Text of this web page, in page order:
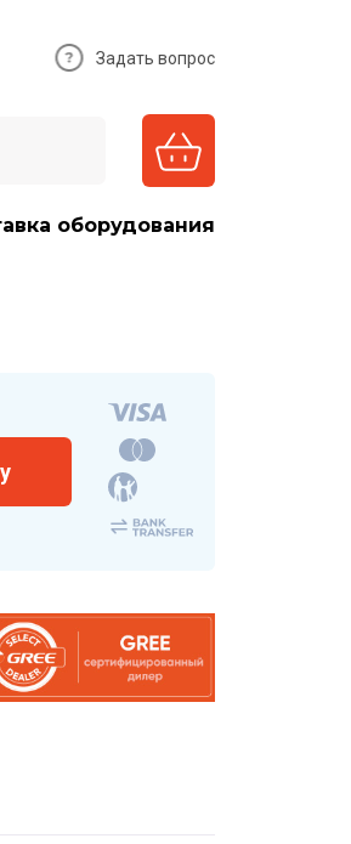
Задать вопрос
оборудования